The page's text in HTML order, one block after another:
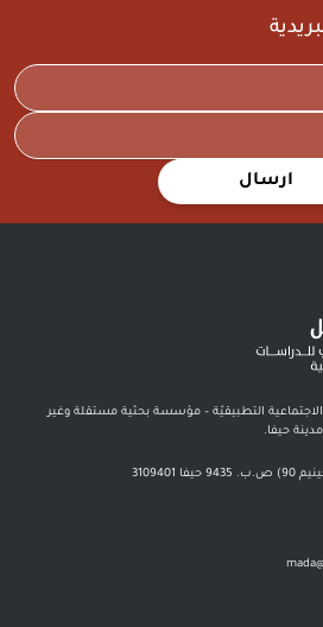
ارسال
التطبيقيّة – مؤسسة بحثية مستقلة وغير